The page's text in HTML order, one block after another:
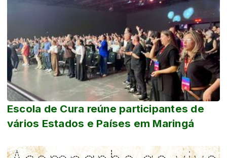
Escola de Cura reúne participantes de
vários Estados e Países em Maringá